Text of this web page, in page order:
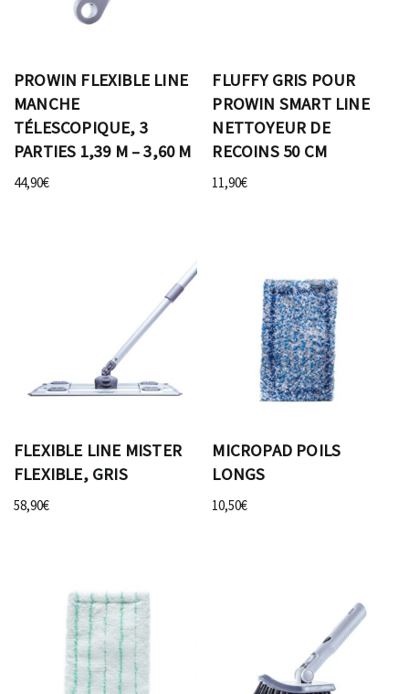
PROWIN FLEXIBLE LINE
MANCHE
TÉLESCOPIQUE, 3
PARTIES 1,39 M – 3,60 M
44,90€
FLUFFY GRIS POUR
PROWIN SMART LINE
NETTOYEUR DE
RECOINS 50 CM
11,90€
FLEXIBLE LINE MISTER
FLEXIBLE, GRIS
58,90€
MICROPAD POILS
LONGS
10,50€